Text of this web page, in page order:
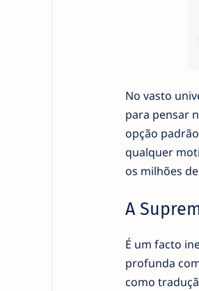
No vasto
para pensar
opção
qualquer
os milhões
A
É um facto
profunda
como